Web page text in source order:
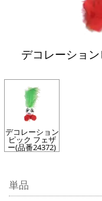
デコレーショ
デコレーション
ピック フェザ
ー(品番24372)
単品